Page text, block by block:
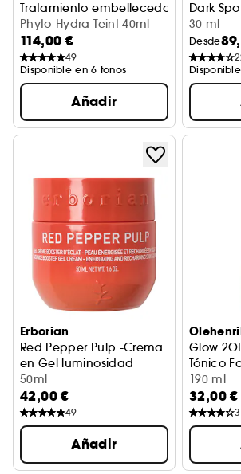
Tratamiento embellecedor con color
Phyto-Hydra Teint 40ml
114,00 €
49
Disponible en 6 tonos
Añadir
Dark
30 ml
Desde
Erborian
Red Pepper Pulp -Crema
en Gel luminosidad
50ml
42,00 €
49
Añadir
Glow
Tónico
190 ml
32,00 €